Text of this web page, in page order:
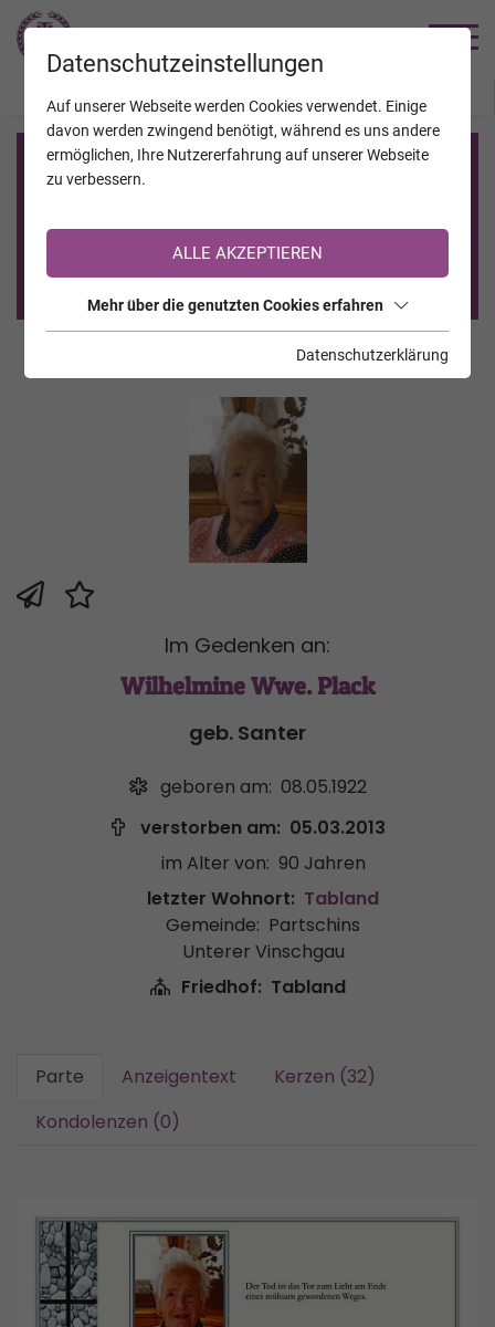
Registrierung auf TrauerHilfe.it
Sie sind noch nicht auf TrauerHilfe.it registriert?
>> zur kostenlosen Registrierung <<
Im Gedenken an:
Wilhelmine Wwe. Plack
geb. Santer
geboren am: 08.05.1922
verstorben am: 05.03.2013
im Alter von: 90 Jahren
letzter Wohnort: Tabland
Gemeinde: Partschins
Unterer Vinschgau
Friedhof: Tabland
Parte Anzeigentext
Kerzen (32)
Kondolenzen (0)
Datenschutzeinstellungen
Auf unserer Webseite werden Cookies verwendet. Einige
davon werden zwingend benötigt, während es uns andere
ermöglichen, Ihre Nutzererfahrung auf unserer Webseite
zu verbessern.
ALLE AKZEPTIEREN
Mehr über die genutzten Cookies erfahren
Datenschutzerklärung
JAHRESTAGE KALENDER VERSTORBENE